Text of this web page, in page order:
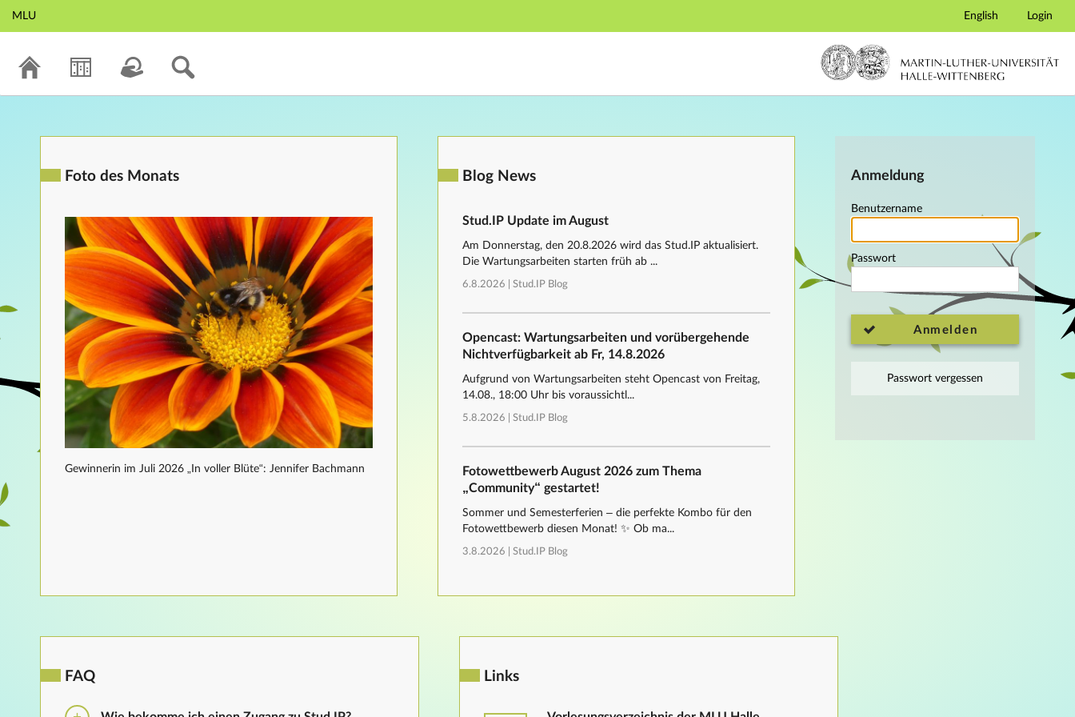
Hauptnavigation
MLU English Login
Anmeldung
Benutzername
Passwort
Anmelden
Passwort vergessen
Foto des Monats
Gewinnerin im Juli 2026 „In voller Blüte“: Jennifer Bachmann
Blog News
Stud.IP Update im August
Am Donnerstag, den 20.8.2026 wird das Stud.IP aktualisiert.
Die Wartungsarbeiten starten früh ab ...
6.8.2026 | Stud.IP Blog
Opencast: Wartungsarbeiten und vorübergehende
Nichtverfügbarkeit ab Fr, 14.8.2026
Aufgrund von Wartungsarbeiten steht Opencast von Freitag,
14.08., 18:00 Uhr bis voraussichtl...
5.8.2026 | Stud.IP Blog
Fotowettbewerb August 2026 zum Thema
„Community“ gestartet!
Sommer und Semesterferien – die perfekte Kombo für den
Fotowettbewerb diesen Monat! ✨ Ob ma...
3.8.2026 | Stud.IP Blog
FAQ Links